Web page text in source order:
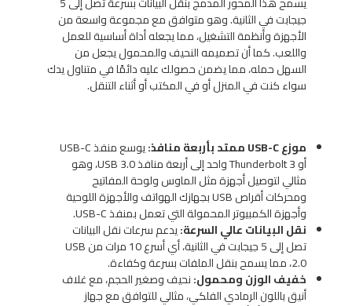
جيجابت في الثانية. وهو متوافق مع مجموعة واسعة من
الأجهزة وأنظمة التشغيل، مما يجعله أداة أساسية للعمل
واللعب. كما أن تصميمه النحيف والمحمول يجعل من
السهل حمله، مما يضمن حصولك عليه دائمًا في متناول يدك
سواء كنت في المنزل أو في المكتب أو أثناء التنقل.
موزع USB-C ممتد بأربعة منافذ:
يوسع منفذ USB-C
أو Thunderbolt 3 واحد إلى أربعة منافذ USB 3.0، وهو
مثالي لتوصيل أجهزة مثل الماوس ولوحة المفاتيح
ومحركات أقراص USB بجهازك الهواتف والأجهزة اللوحية
وأجهزة الكمبيوتر المحمولة التي تعمل بمنفذ USB-C.
نقل البيانات عالي السرعة:يدعم سرعات نقل البيانات
تصل إلى 5 جيجابت في الثانية، أي أسرع 10 مرات من USB
2.0، مما يسمح بنقل الملفات بسرعة وكفاءة.
خفيف الوزن ومحمول:نحيف وصغير الحجم، مع غلاف
أنيق باللون الرمادي الفلكي، مثالي للتوافق مع جهاز